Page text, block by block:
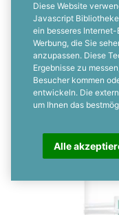
Diese Website
Javascript
ein besseres
Werbung, die Sie
anzupassen. Diese
Ergebnisse zu
Besucher kommen
entwickeln. Die
um Ihnen das
Alle